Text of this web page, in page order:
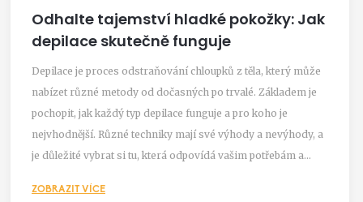
Odhalte tajemství hladké pokožky: Jak
depilace skutečně funguje
Depilace je proces odstraňování chloupků z těla, který může
nabízet různé metody od dočasných po trvalé. Základem je
pochopit, jak každý typ depilace funguje a pro koho je
nejvhodnější. Různé techniky mají své výhody a nevýhody, a
je důležité vybrat si tu, která odpovídá vašim potřebám a
způsoby, takže správná příprava a následná péče jsou klíčové
ZOBRAZIT VÍCE